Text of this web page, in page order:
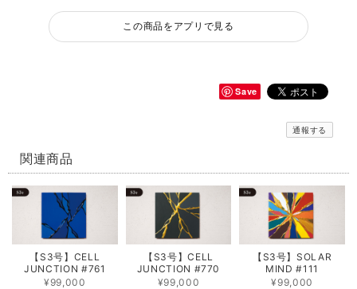
この商品をアプリで見る
Save
通報する
関連商品
【S3号】CELL
JUNCTION #761
¥99,000
【S3号】CELL
JUNCTION #770
¥99,000
【S3号】SOLAR
MIND #111
¥99,000